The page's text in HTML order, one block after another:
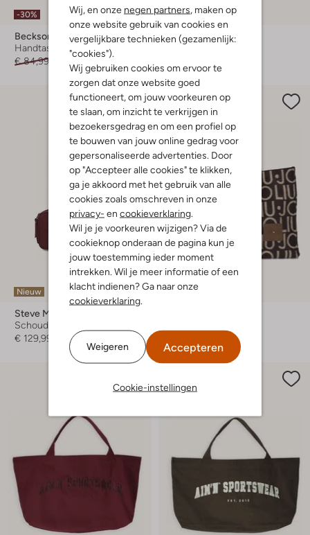
Wij, en onze negen partners , maken op
onze website gebruik van cookies en
vergelijkbare technieken (gezamenlijk:
"cookies").
Wij gebruiken cookies om ervoor te
zorgen dat onze website goed
functioneert, om jouw voorkeuren op
te slaan, om inzicht te verkrijgen in
bezoekersgedrag en om een profiel op
te bouwen van jouw online gedrag voor
gepersonaliseerde advertenties. Door
op "Accepteer alle cookies" te klikken,
ga je akkoord met het gebruik van alle
cookies zoals omschreven in onze
privacy- en cookieverklaring
Wil je je voorkeuren wijzigen? Via de
cookieknop onderaan de pagina kun je
jouw toestemming ieder moment
intrekken. Wil je meer informatie of een
klacht indienen? Ga naar onze
cookieverklaring
Weigeren Accepteren
Cookie-instellingen
-30%
Becksondergaard
Handtas
€ 84,99
€ 58,99
-40%
Liu Jo
Handtas
Nieuw
Steve Madden
Schoudertas
€ 129,99
Nieuw